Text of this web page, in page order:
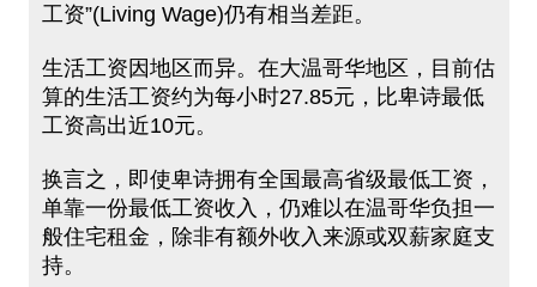
工资”(Living Wage)仍有相当差距。
生活工资因地区而异。在大温哥华地区，目前估
算的生活工资约为每小时27.85元，比卑诗最低
工资高出近10元。
换言之，即使卑诗拥有全国最高省级最低工资，
单靠一份最低工资收入，仍难以在温哥华负担一
般住宅租金，除非有额外收入来源或双薪家庭支
持。